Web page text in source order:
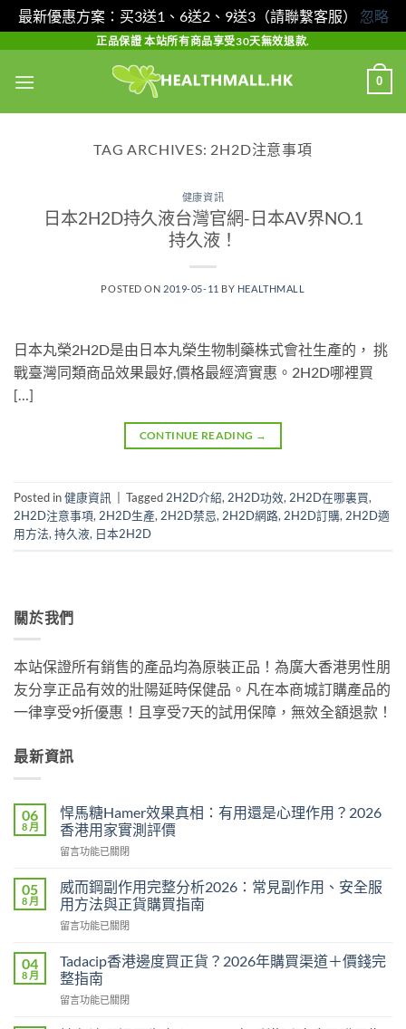
最新優惠方案：买3送1、6送2、9送3（請聯繫客服） 忽略
content
正品保證 本站所有商品享受30天無效退款.
0
TAG ARCHIVES: 2H2D注意事項
健康資訊
日本2H2D持久液台灣官網-日本AV界NO.1
持久液！
POSTED ON 2019-05-11 BY HEALTHMALL
日本丸榮2H2D是由日本丸榮生物制藥株式會社生產的， 挑
戰臺灣同類商品效果最好,價格最經濟實惠。2H2D哪裡買
[…]
CONTINUE READING →
Posted in健康資訊 Tagged 2H2D介紹, 2H2D功效, 2H2D在哪裏買,
2H2D注意事項, 2H2D生產, 2H2D禁忌, 2H2D網路, 2H2D訂購, 2H2D適
用方法, 持久液, 日本2H2D
關於我們
本站保證所有銷售的產品均為原裝正品！為廣大香港男性朋
友分享正品有效的壯陽延時保健品。凡在本商城訂購產品的
一律享受9折優惠！且享受7天的試用保障，無效全額退款！
最新資訊
06
8 月
悍馬糖Hamer效果真相：有用還是心理作用？2026
香港用家實測評價
在
馬
糖
Hamer
效
真
相：
有
用
留言功能已關閉
05
8 月
威而鋼副作用完整分析2026：常見副作用、安全服
用方法與正貨購買指南
在
而
鋼
副
作
留言功能已關閉
04
8 月
Tadacip香港邊度買正貨？2026年購買渠道＋價錢完
整指南
在
留言功能已關閉